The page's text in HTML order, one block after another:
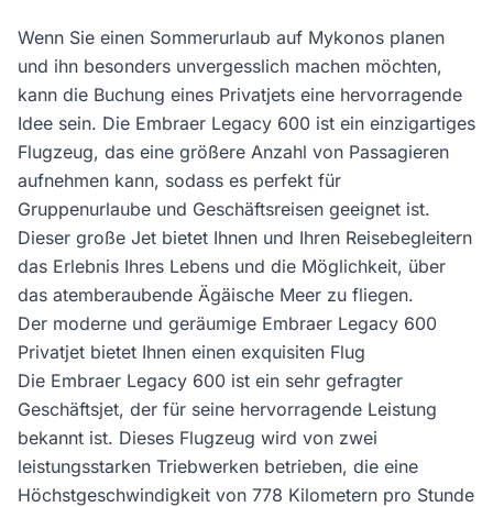
Wenn Sie einen Sommerurlaub auf Mykonos planen
und ihn besonders unvergesslich machen möchten,
kann die Buchung eines Privatjets eine hervorragende
Idee sein. Die Embraer Legacy 600 ist ein einzigartiges
Flugzeug, das eine größere Anzahl von Passagieren
aufnehmen kann, sodass es perfekt für
Gruppenurlaube und Geschäftsreisen geeignet ist.
Dieser große Jet bietet Ihnen und Ihren Reisebegleitern
das Erlebnis Ihres Lebens und die Möglichkeit, über
das atemberaubende Ägäische Meer zu fliegen.
Der moderne und geräumige Embraer Legacy 600
Privatjet bietet Ihnen einen exquisiten Flug
Die Embraer Legacy 600 ist ein sehr gefragter
Geschäftsjet, der für seine hervorragende Leistung
bekannt ist. Dieses Flugzeug wird von zwei
leistungsstarken Triebwerken betrieben, die eine
Höchstgeschwindigkeit von 778 Kilometern pro Stunde